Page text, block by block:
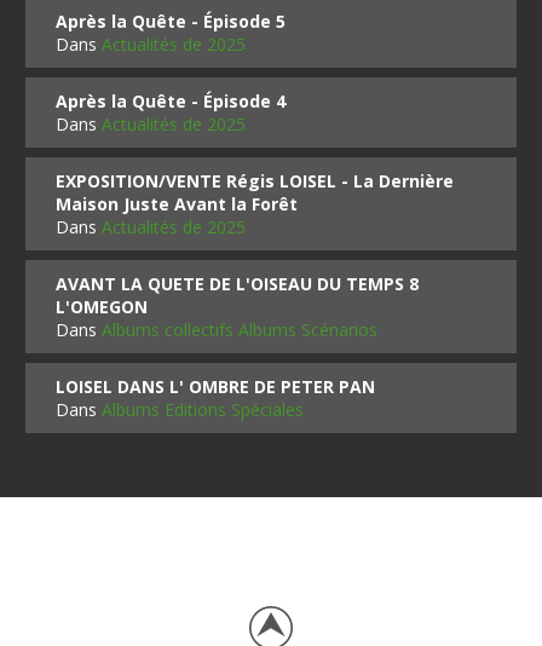
Après la Quête - Épisode 5
DansActualités de 2025
Après la Quête - Épisode 4
DansActualités de 2025
EXPOSITION/VENTE Régis LOISEL - La Dernière
Maison Juste Avant la Forêt
DansActualités de 2025
AVANT LA QUETE DE L'OISEAU DU TEMPS 8
L'OMEGON
DansAlbums collectifs Albums Scénarios
LOISEL DANS L' OMBRE DE PETER PAN
DansAlbums Editions Spéciales